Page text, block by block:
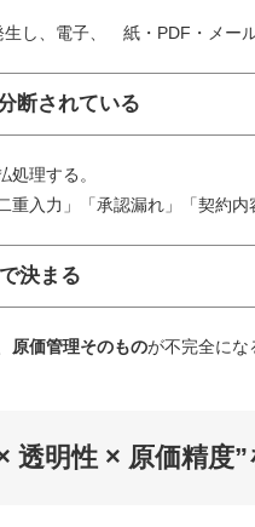
し、電子、 紙・PDF・メー
断されている
理する。
入力」「承認漏れ」「契約内
決まる
原価管理そのものが不完全にな
透明性 × 原価精度